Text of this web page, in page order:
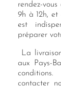
rendez-
9h à 12h, et
est
préparer
La
aux Pays-
conditions.
contacter